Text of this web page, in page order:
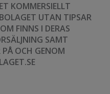
KOMMERSIELLT
UTAN TIPSAR
FINNS I DERAS
SAMT
PÅ OCH GENOM